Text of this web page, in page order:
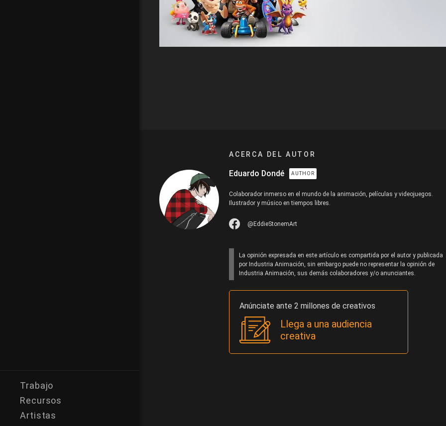
Trabajo
Recursos
Artistas
ACERCA DEL AUTOR
Eduardo Dondé AUTHOR
Colaborador inmerso en el mundo de la animación, películas y videojuegos.
Ilustrador y músico en tiempos libres.
@EddieStonemArt
La opinión expresada en este artículo es compartida por el autor y publicada
por Industria Animación, sin embargo puede no representar la opinión de
Industria Animación, sus demás colaboradores y/o anunciantes.
Anúnciate ante 2 millones de creativos
Llega a una audiencia
creativa